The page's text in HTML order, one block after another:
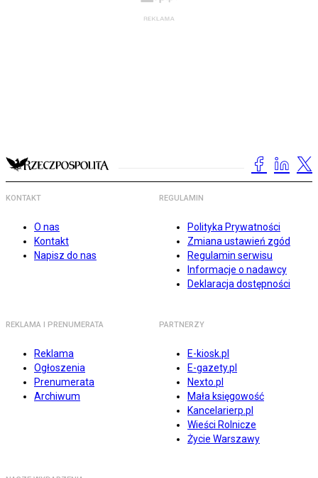
KONTAKT
O nas
Kontakt
Napisz do nas
REGULAMIN
Polityka Prywatności
Zmiana ustawień zgód
Regulamin serwisu
Informacje o nadawcy
Deklaracja dostępności
REKLAMA I PRENUMERATA
Reklama
Ogłoszenia
Prenumerata
Archiwum
PARTNERZY
E-kiosk.pl
E-gazety.pl
Nexto.pl
Mała księgowość
Kancelarierp.pl
Wieści Rolnicze
Życie Warszawy